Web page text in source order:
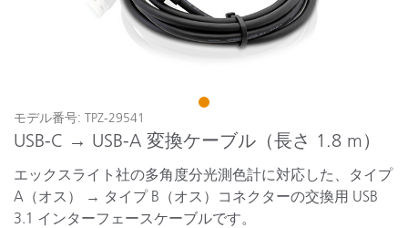
1
モデル番号: TPZ-29541
USB-C → USB-A 変換ケーブル（長さ 1.8 m）
エックスライト社の多角度分光測色計に対応した、タイプ
A（オス） → タイプ B（オス）コネクターの交換用 USB
3.1 インターフェースケーブルです。